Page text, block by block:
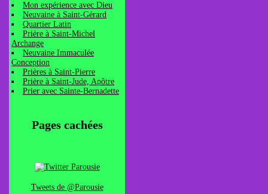
Mon expérience avec Dieu
Neuvaine à Saint-Gérard
Quartier Latin
Prière à Saint-Michel
Archange
Neuvaine Immaculée
Conception
Prières à Saint-Pierre
Prière à Saint-Jude, Apôtre
Prier avec Sainte-Bernadette
Pages cachées
Tweets de @Parousie